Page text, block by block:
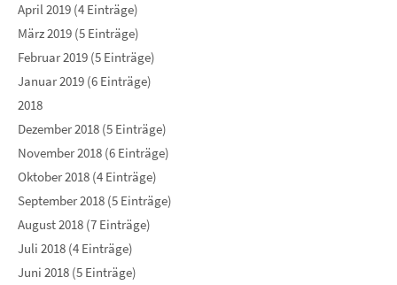
April 2019 (4 Einträge)
März 2019 (5 Einträge)
Februar 2019 (5 Einträge)
Januar 2019 (6 Einträge)
2018
Dezember 2018 (5 Einträge)
November 2018 (6 Einträge)
Oktober 2018 (4 Einträge)
September 2018 (5 Einträge)
August 2018 (7 Einträge)
Juli 2018 (4 Einträge)
Juni 2018 (5 Einträge)